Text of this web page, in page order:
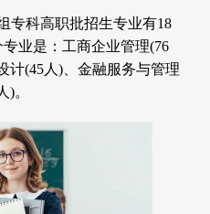
专科高职批招生专业有18
业是：工商企业管理(76
计(45人)、金融服务与管理
)。